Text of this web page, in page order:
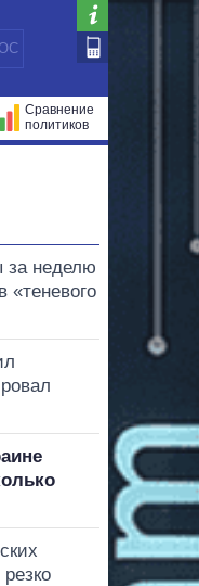
Сравнение
политиков
за неделю
«теневого